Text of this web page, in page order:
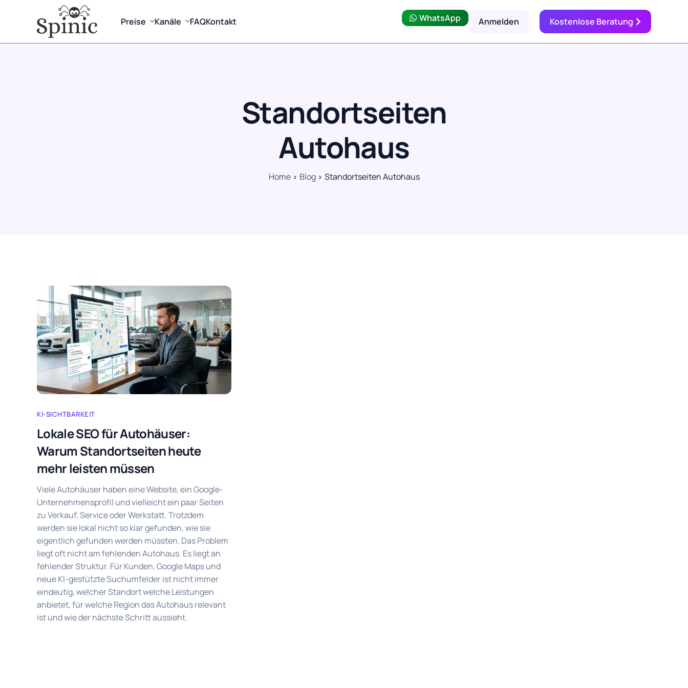
Preise Kanäle FAQKontakt WhatsApp Anmelden Kostenlose Beratung
Standortseiten
Autohaus
Home Blog Standortseiten Autohaus
KI-SICHTBARKEIT
Lokale SEO für Autohäuser:
Warum Standortseiten heute
mehr leisten müssen
Viele Autohäuser haben eine Website, ein Google-
Unternehmensprofil und vielleicht ein paar Seiten
zu Verkauf, Service oder Werkstatt. Trotzdem
werden sie lokal nicht so klar gefunden, wie sie
eigentlich gefunden werden müssten. Das Problem
liegt oft nicht am fehlenden Autohaus. Es liegt an
fehlender Struktur. Für Kunden, Google Maps und
neue KI-gestützte Suchumfelder ist nicht immer
eindeutig, welcher Standort welche Leistungen
anbietet, für welche Region das Autohaus relevant
ist und wie der nächste Schritt aussieht.